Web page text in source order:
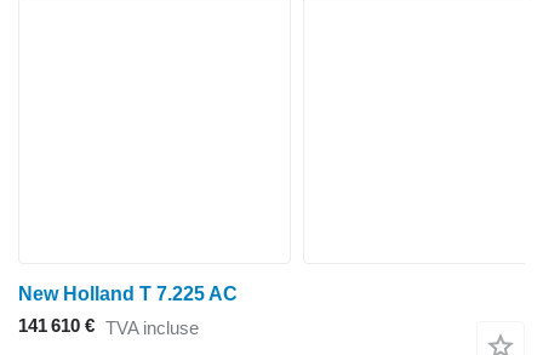
New Holland T 7.225 AC
141 610 € TVA incluse